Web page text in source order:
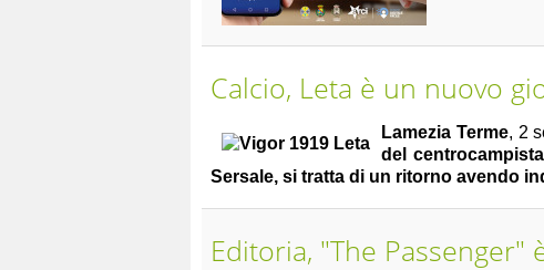
Calcio, Leta è un nuovo
Lamezia Terme, 2
del
Sersale, si tratta di un ritorno avendo
Editoria, "The